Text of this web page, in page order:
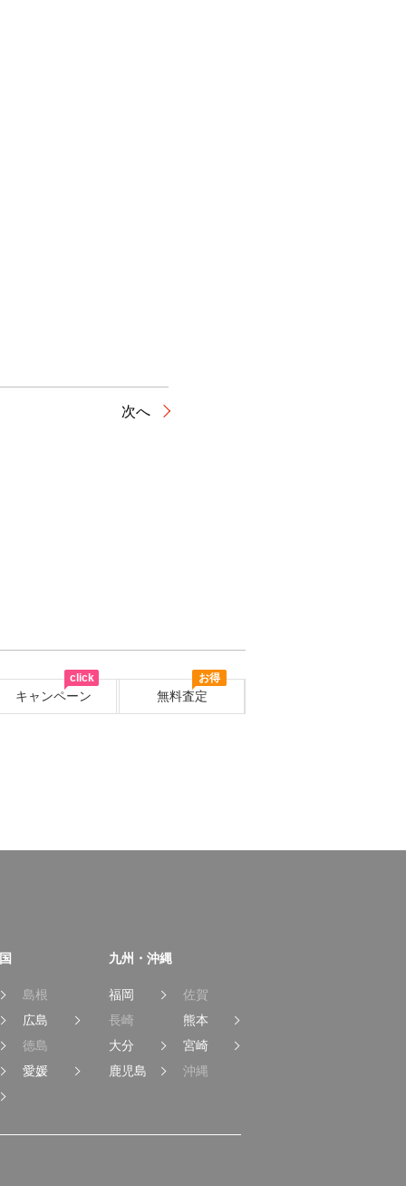
次へ
キャンペーン
お得
無料査定
click
島根
広島
徳島
愛媛
九州・沖縄
福岡
佐賀
長崎
熊本
大分
宮崎
鹿児島
沖縄